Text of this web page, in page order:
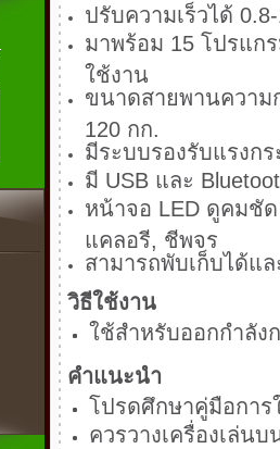
ปรับความเร็วได้
มาพร้อม 15 โปรแก
ใช้งาน
ขนาดสายพานความ
120 กก.
มีระบบรองรับแรงก
มี USB และ
หน้าจอ LED ดูคมชั
แคลอรี, ชีพจร
สามารถพับเก็บได้แ
วิธีใช้งาน
ใช้สำหรับออกกำลัง
คำแนะนำ
โปรดศึกษาคู่มือการ
ควรวางเครื่องเล่น